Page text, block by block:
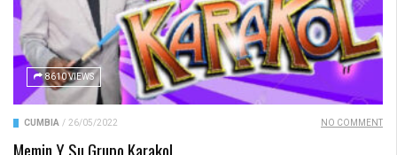
8610 VIEWS
CUMBIA / 26/05/2022 NO COMMENT
Memin Y Su Grupo Karakol